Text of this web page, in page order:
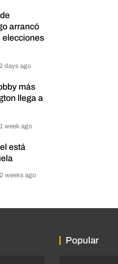
arrancó
elecciones
2 days ago
más
llega a
1 week ago
está
2 weeks ago
Popular